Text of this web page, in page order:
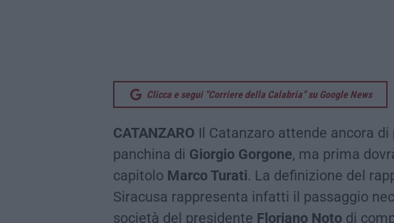
Clicca e segui “Corriere della Calabria” su Google News
CATANZARO Il Catanzaro attende ancora
panchina di Giorgio Gorgone, ma prima
capitolo Marco Turati. La definizione del
Siracusa rappresenta infatti il passaggio
società del presidente Floriano Noto di